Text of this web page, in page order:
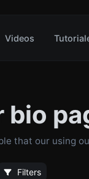
Videos
bio
that our using
Filters